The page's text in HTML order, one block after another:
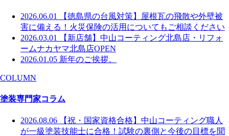
2026.06.01
【徳島県の台風対策】屋根瓦の飛散や外壁被
害に備える！火災保険の活用についてもご相談ください
2026.03.01
【新店舗】中山コーティング北島店・リフォ
ームナカヤマ北島店OPEN
2026.01.05 新年のご挨拶。
COLUMN
塗装専門家コラム
2026.08.06
【祝・国家資格合格】中山コーティング職人
が一級塗装技能士に合格！試験の裏側と今後の目標を聞